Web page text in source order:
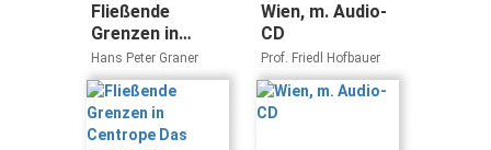
Fließende
Grenzen in
Centrope Das
grüne Herz
Mitteleuropas
Hans Peter Graner
Wien, m. Audio-
CD
Prof. Friedl Hofbauer